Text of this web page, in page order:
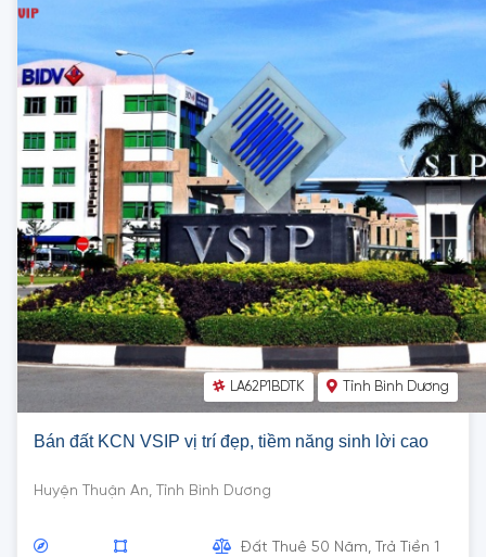
LA62P1BDTK Tỉnh Bình Dương
Bán đất KCN VSIP vị trí đẹp, tiềm năng sinh lời cao
Huyện Thuận An, Tỉnh Bình Dương
Đất Thuê 50 Năm, Trả Tiền 1